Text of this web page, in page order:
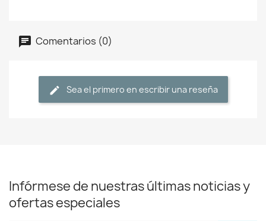
Comentarios (0)
Sea el primero en escribir una reseña
Infórmese de nuestras últimas noticias y
ofertas especiales